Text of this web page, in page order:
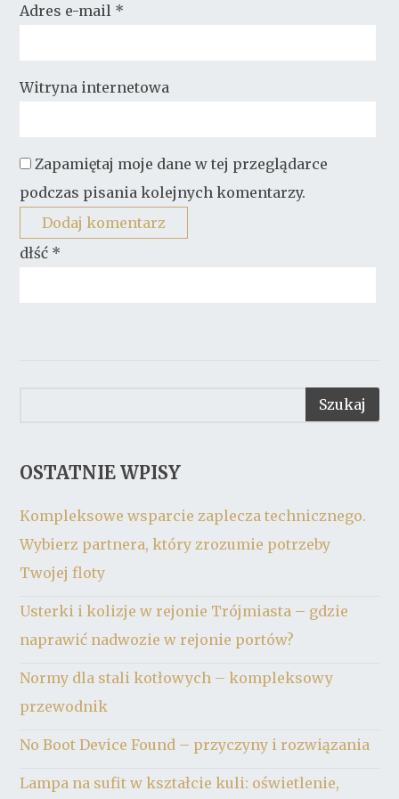
Adres e-mail *
Witryna internetowa
Zapamiętaj moje dane w tej przeglądarce
podczas pisania kolejnych komentarzy.
dłść *
OSTATNIE WPISY
Kompleksowe wsparcie zaplecza technicznego.
Wybierz partnera, który zrozumie potrzeby
Twojej floty
Usterki i kolizje w rejonie Trójmiasta – gdzie
naprawić nadwozie w rejonie portów?
Normy dla stali kotłowych – kompleksowy
przewodnik
No Boot Device Found – przyczyny i rozwiązania
Lampa na sufit w kształcie kuli: oświetlenie,